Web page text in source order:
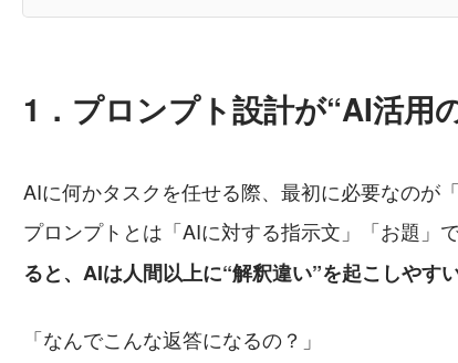
1．プロンプト設計が“AI活用
AIに何かタスクを任せる際、最初に必要なのが
プロンプトとは「AIに対する指示文」「お題」で
ると、AIは人間以上に“解釈違い”を起こしやすい
「なんでこんな返答になるの？」